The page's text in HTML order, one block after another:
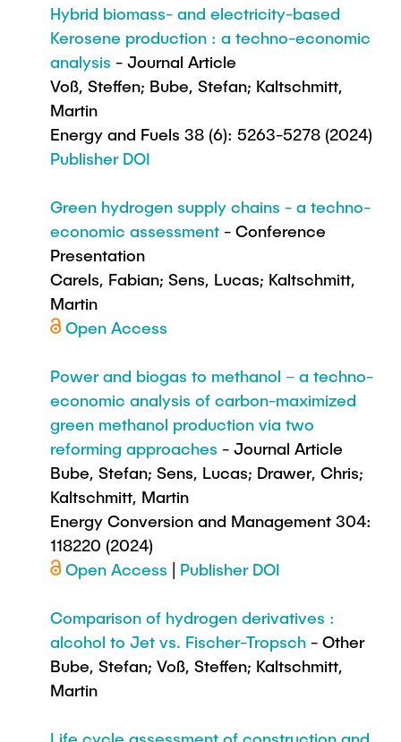
Hybrid biomass- and electricity-based
Kerosene production : a techno-economic
analysis - Journal Article
Voß, Steffen; Bube, Stefan; Kaltschmitt,
Martin
Energy and Fuels 38 (6): 5263-5278 (2024)
Publisher DOI
Green hydrogen supply chains - a techno-
economic assessment - Conference
Presentation
Carels, Fabian; Sens, Lucas; Kaltschmitt,
Martin
Open Access
Power and biogas to methanol – a techno-
economic analysis of carbon-maximized
green methanol production via two
reforming approaches - Journal Article
Bube, Stefan; Sens, Lucas; Drawer, Chris;
Kaltschmitt, Martin
Energy Conversion and Management 304:
118220 (2024)
Open Access
Publisher DOI
Comparison of hydrogen derivatives :
alcohol to Jet vs. Fischer-Tropsch - Other
Bube, Stefan; Voß, Steffen; Kaltschmitt,
Martin